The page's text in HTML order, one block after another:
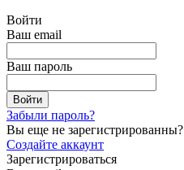
Войти
Ваш email
Ваш пароль
Забыли пароль?
Вы еще не зарегистрированны?
Создайте аккаунт
Зарегистрироваться